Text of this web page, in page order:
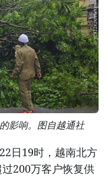
影响。图自越通社
日19时，越南北方
200万客户恢复供